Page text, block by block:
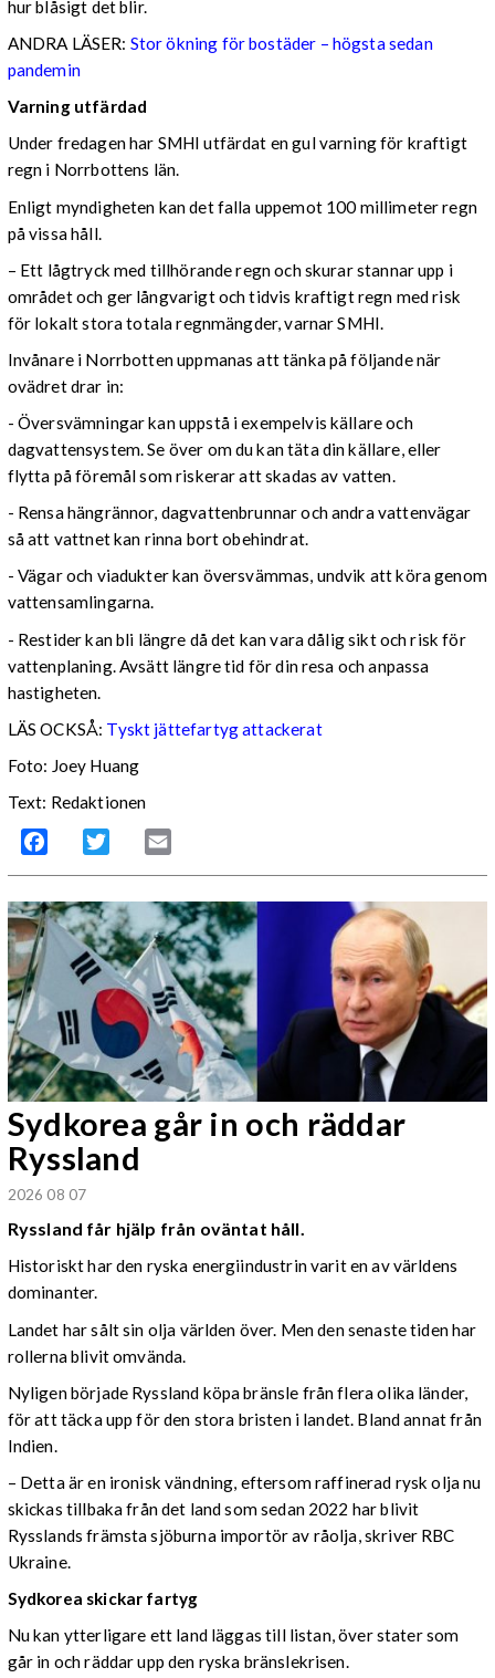
hur blåsigt det blir.
ANDRA LÄSER: Stor ökning för bostäder – högsta sedan
pandemin
Varning utfärdad
Under fredagen har SMHI utfärdat en gul varning för kraftigt
regn i Norrbottens län.
Enligt myndigheten kan det falla uppemot 100 millimeter regn
på vissa håll.
– Ett lågtryck med tillhörande regn och skurar stannar upp i
området och ger långvarigt och tidvis kraftigt regn med risk
för lokalt stora totala regnmängder, varnar SMHI.
Invånare i Norrbotten uppmanas att tänka på följande när
ovädret drar in:
- Översvämningar kan uppstå i exempelvis källare och
dagvattensystem. Se över om du kan täta din källare, eller
flytta på föremål som riskerar att skadas av vatten.
- Rensa hängrännor, dagvattenbrunnar och andra vattenvägar
så att vattnet kan rinna bort obehindrat.
- Vägar och viadukter kan översvämmas, undvik att köra genom
vattensamlingarna.
- Restider kan bli längre då det kan vara dålig sikt och risk för
vattenplaning. Avsätt längre tid för din resa och anpassa
hastigheten.
LÄS OCKSÅ: Tyskt jättefartyg attackerat
Foto: Joey Huang
Text: Redaktionen
Facebook Twitter
Sydkorea går in och räddar
Ryssland
2026 08 07
Ryssland får hjälp från oväntat håll.
Historiskt har den ryska energiindustrin varit en av världens
dominanter.
Landet har sålt sin olja världen över. Men den senaste tiden har
rollerna blivit omvända.
Nyligen började Ryssland köpa bränsle från flera olika länder,
för att täcka upp för den stora bristen i landet. Bland annat från
Indien.
– Detta är en ironisk vändning, eftersom raffinerad rysk olja nu
skickas tillbaka från det land som sedan 2022 har blivit
Rysslands främsta sjöburna importör av råolja, skriver RBC
Ukraine.
Sydkorea skickar fartyg
Nu kan ytterligare ett land läggas till listan, över stater som
går in och räddar upp den ryska bränslekrisen.